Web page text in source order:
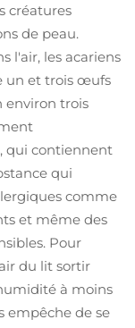
créatures
de peau.
l'air, les acariens
un et trois œufs
environ trois
qui contiennent
qui
comme
et même des
Pour
du lit sortir
à moins
empêche de se